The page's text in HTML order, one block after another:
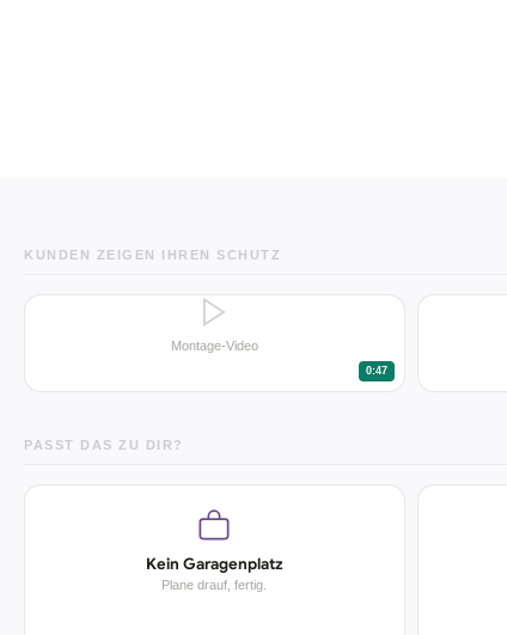
KUNDEN ZEIGEN IHREN SCHUTZ
Montage-Video
0:47
PASST DAS ZU DIR?
Kein Garagenplatz
Plane drauf, fertig.